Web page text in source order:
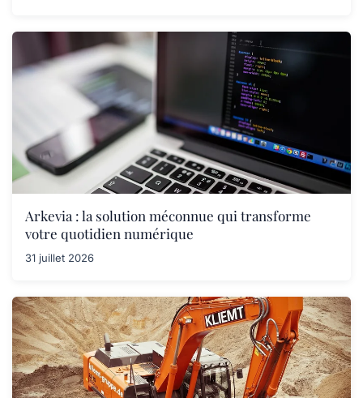
Arkevia : la solution méconnue qui transforme
votre quotidien numérique
31 juillet 2026